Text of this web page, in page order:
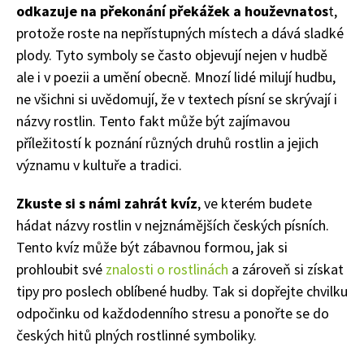
odkazuje na překonání překážek a houževnatost,
protože roste na nepřístupných místech a dává sladké
plody. Tyto symboly se často objevují nejen v hudbě
ale i v poezii a umění obecně. Mnozí lidé milují hudbu,
ne všichni si uvědomují, že v textech písní se skrývají i
názvy rostlin. Tento fakt může být zajímavou
příležitostí k poznání různých druhů rostlin a jejich
významu v kultuře a tradici.
Zkuste si s námi zahrát kvíz, ve kterém budete
hádat názvy rostlin v nejznámějších českých písních.
Tento kvíz může být zábavnou formou, jak si
prohloubit své znalosti o rostlinách a zároveň si získat
tipy pro poslech oblíbené hudby. Tak si dopřejte chvilku
odpočinku od každodenního stresu a ponořte se do
českých hitů plných rostlinné symboliky.